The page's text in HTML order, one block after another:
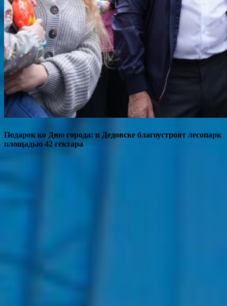
Подарок ко Дню города: в Дедовске благоустроят лесопарк
площадью 42 гектара